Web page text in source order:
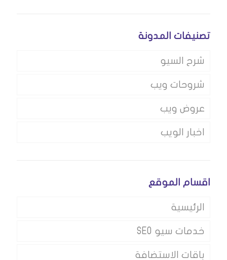
تصنيفات المدونة
شرح السيو
شروحات ويب
عروض ويب
اخبار الويب
اقسام الموقع
الرئيسية
خدمات سيو SEO
باقات الاستضافة